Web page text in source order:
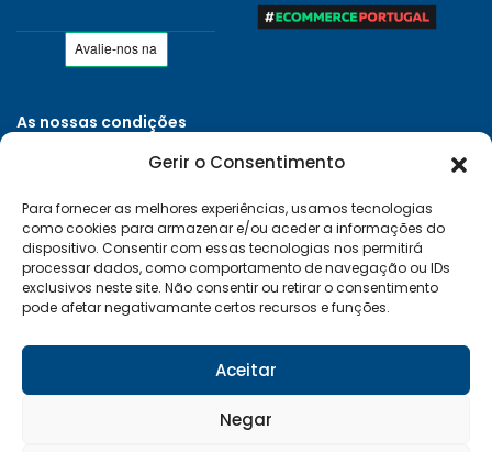
Gerir o Consentimento
Para fornecer as melhores experiências, usamos tecnologias
como cookies para armazenar e/ou aceder a informações do
dispositivo. Consentir com essas tecnologias nos permitirá
processar dados, como comportamento de navegação ou IDs
exclusivos neste site. Não consentir ou retirar o consentimento
pode afetar negativamante certos recursos e funções.
Aceitar
Negar
As nossas condições
Entregas e Devoluções
Livro de Reclamações
RAL e RLL
Klarna FAQ
Sequra
Desenvolvido por:Vítor Carneiro